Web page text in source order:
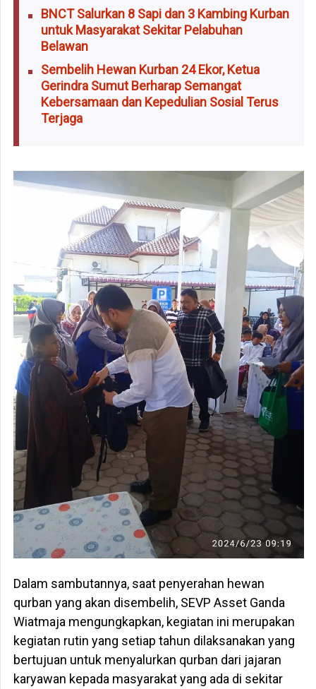
BNCT Salurkan 8 Sapi dan 3 Kambing Kurban
untuk Masyarakat Sekitar Pelabuhan
Belawan
Sembelih Hewan Kurban 24 Ekor, Ketua
Gerindra Sumut Berharap Semangat
Kebersamaan dan Kepedulian Sosial Terus
Terjaga
Dalam sambutannya, saat penyerahan hewan
qurban yang akan disembelih, SEVP Asset Ganda
Wiatmaja mengungkapkan, kegiatan ini merupakan
kegiatan rutin yang setiap tahun dilaksanakan yang
bertujuan untuk menyalurkan qurban dari jajaran
karyawan kepada masyarakat yang ada di sekitar